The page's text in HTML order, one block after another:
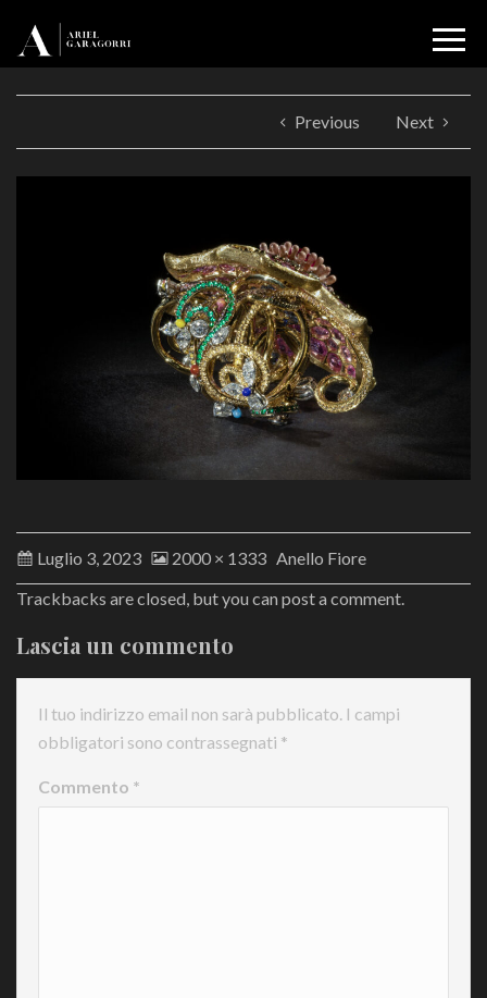
Previous Next
Luglio 3, 2023 2000 × 1333 Anello Fiore
Trackbacks are closed, but you can post a comment
Lascia un commento
Il tuo indirizzo email non sarà pubblicato. I campi
obbligatori sono contrassegnati *
Commento *